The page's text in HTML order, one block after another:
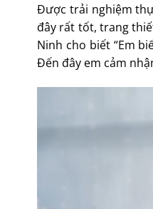
Được trải nghiệm
đây rất tốt, trang
Ninh cho biết “Em
Đến đây em cảm